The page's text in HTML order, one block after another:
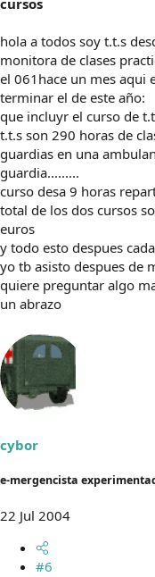
hola a todos soy t.t.s
monitora de clases
el 061hace un mes aqui
terminar el de este año:
que incluyr el curso de
t.t.s son 290 horas de
guardias en una
guardia.........
curso desa 9 horas
total de los dos cursos
euros
y todo esto despues
yo tb asisto despues de
quiere preguntar algo
un abrazo
cybor
e-mergencista
22 Jul 2004
#6